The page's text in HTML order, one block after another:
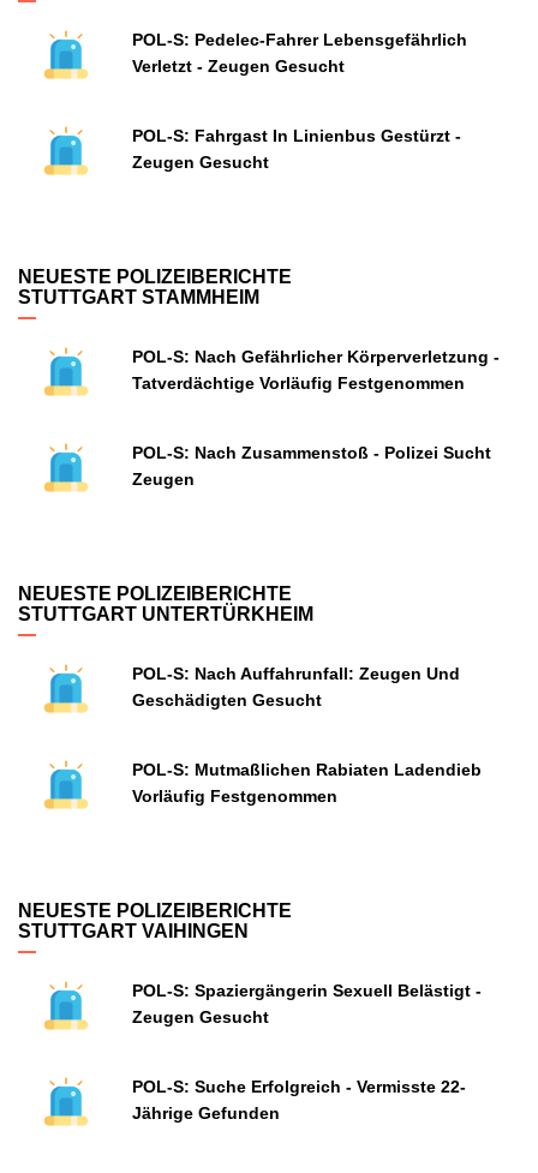
POL-S: Pedelec-Fahrer Lebensgefährlich
Verletzt - Zeugen Gesucht
POL-S: Fahrgast In Linienbus Gestürzt -
Zeugen Gesucht
NEUESTE POLIZEIBERICHTE
STUTTGART STAMMHEIM
POL-S: Nach Gefährlicher Körperverletzung -
Tatverdächtige Vorläufig Festgenommen
POL-S: Nach Zusammenstoß - Polizei Sucht
Zeugen
NEUESTE POLIZEIBERICHTE
STUTTGART UNTERTÜRKHEIM
POL-S: Nach Auffahrunfall: Zeugen Und
Geschädigten Gesucht
POL-S: Mutmaßlichen Rabiaten Ladendieb
Vorläufig Festgenommen
NEUESTE POLIZEIBERICHTE
STUTTGART VAIHINGEN
POL-S: Spaziergängerin Sexuell Belästigt -
Zeugen Gesucht
POL-S: Suche Erfolgreich - Vermisste 22-
Jährige Gefunden